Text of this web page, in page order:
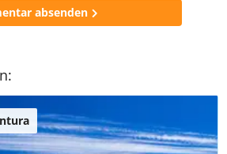
absenden